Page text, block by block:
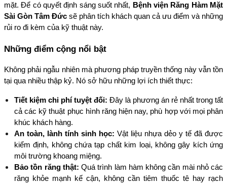
mặt. Để có quyết định sáng suốt nhất, Bệnh viện Răng Hàm Mặt
Sài Gòn Tâm Đức sẽ phân tích khách quan cả ưu điểm và những
rủi ro đi kèm của kỹ thuật này.
Những điểm cộng nổi bật
Không phải ngẫu nhiên mà phương pháp truyền thống này vẫn tồn
tại qua nhiều thập kỷ. Nó sở hữu những lợi ích thiết thực:
Tiết kiệm chi phí tuyệt đối: Đây là phương án rẻ nhất trong tất
cả các kỹ thuật phục hình răng hiện nay, phù hợp với mọi phân
khúc khách hàng.
An toàn, lành tính sinh học: Vật liệu nhựa dẻo y tế đã được
kiểm định, không chứa tạp chất kim loại, không gây kích ứng
môi trường khoang miệng.
Bảo tồn răng thật: Quá trình làm hàm không cần mài nhỏ các
răng khỏe mạnh kế cận, không cần tiêm thuốc tê hay rạch